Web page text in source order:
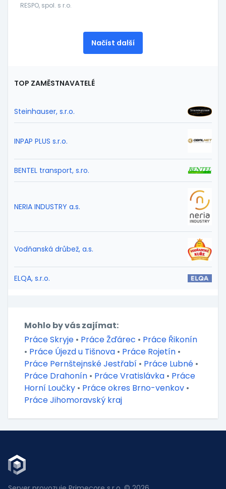
RESPO, spol. s r.o.
Načíst další
TOP ZAMĚSTNAVATELÉ
Steinhauser, s.r.o.
INPAP PLUS s.r.o.
BENTEL transport, s.ro.
NERIA INDUSTRY a.s.
Vodňanská drůbež, a.s.
ELQA, s.r.o.
Mohlo by vás zajímat:
Práce Skryje • Práce Žďárec • Práce Řikonín
• Práce Újezd u Tišnova • Práce Rojetín •
Práce Pernštejnské Jestřabí • Práce Lubné •
Práce Drahonín • Práce Vratislávka • Práce
Horní Loučky • Práce okres Brno-venkov •
Práce Jihomoravský kraj